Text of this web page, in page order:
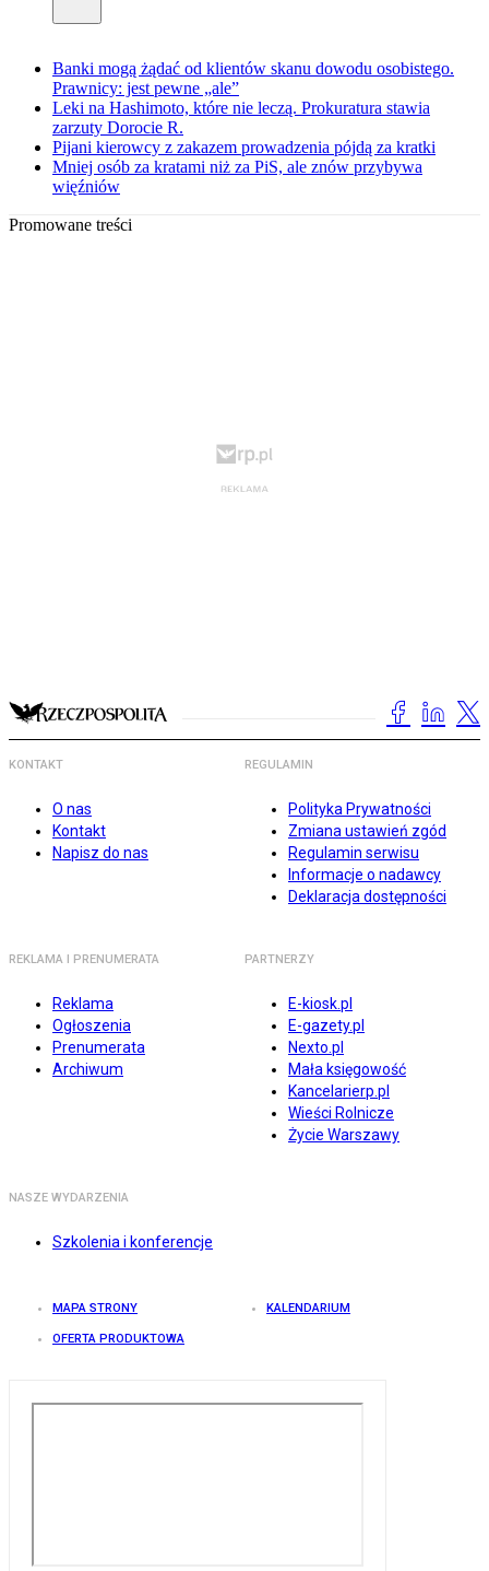
Banki mogą żądać od klientów skanu dowodu osobistego.
Prawnicy: jest pewne „ale”
Leki na Hashimoto, które nie leczą. Prokuratura stawia
zarzuty Dorocie R.
Pijani kierowcy z zakazem prowadzenia pójdą za kratki
Mniej osób za kratami niż za PiS, ale znów przybywa
więźniów
Promowane treści
KONTAKT
O nas
Kontakt
Napisz do nas
REGULAMIN
Polityka Prywatności
Zmiana ustawień zgód
Regulamin serwisu
Informacje o nadawcy
Deklaracja dostępności
REKLAMA I PRENUMERATA
Reklama
Ogłoszenia
Prenumerata
Archiwum
PARTNERZY
E-kiosk.pl
E-gazety.pl
Nexto.pl
Mała księgowość
Kancelarierp.pl
Wieści Rolnicze
Życie Warszawy
NASZE WYDARZENIA
Szkolenia i konferencje
MAPA STRONY KALENDARIUM
OFERTA PRODUKTOWA